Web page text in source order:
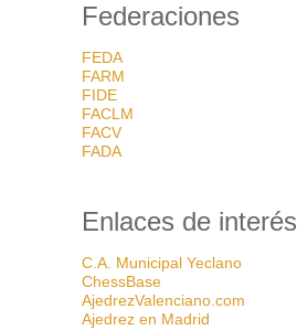
Federaciones
FEDA
FARM
FIDE
FACLM
FACV
FADA
Enlaces de interés
C.A. Municipal Yeclano
ChessBase
AjedrezValenciano.com
Ajedrez en Madrid